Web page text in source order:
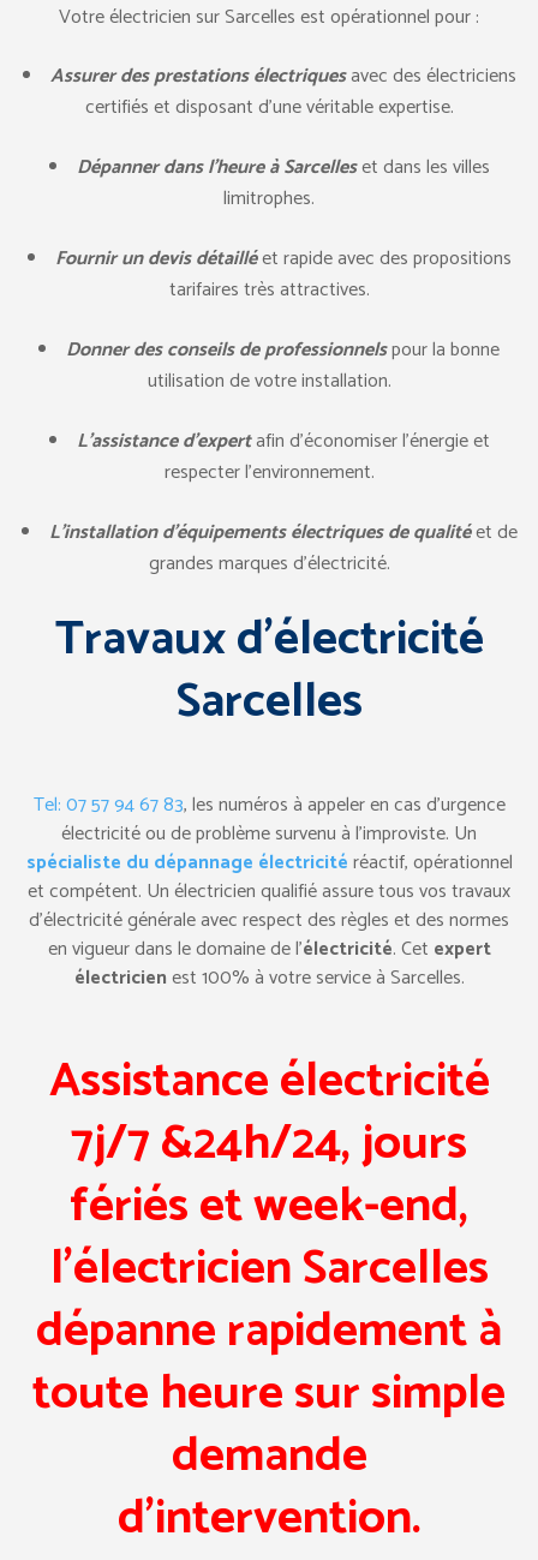
Votre électricien sur Sarcelles est opérationnel pour :
Assurer des prestations électriquesavec des électriciens
certifiés et disposant d’une véritable expertise.
Dépanner dans l’heure à Sarcelleset dans les villes
limitrophes.
Fournir un devis détailléet rapide avec des propositions
tarifaires très attractives.
Donner des conseils de professionnelspour la bonne
utilisation de votre installation.
L’assistance d’expertafin d’économiser l’énergie et
respecter l’environnement.
L’installation d’équipements électriques de qualitéet de
grandes marques d’électricité.
Travaux d’électricité
Sarcelles
Tel: 07 57 94 67 83, les numéros à appeler en cas d’urgence
électricité ou de problème survenu à l’improviste. Un
spécialiste du dépannage électricitéréactif, opérationnel
et compétent. Un électricien qualifié assure tous vos travaux
d’électricité générale avec respect des règles et des normes
en vigueur dans le domaine de l’électricité. Cet expert
électricienest 100% à votre service à Sarcelles.
Assistance électricité
7j/7 &24h/24, jours
fériés et week-end,
l’électricien Sarcelles
dépanne rapidement à
toute heure sur simple
demande
d’intervention.